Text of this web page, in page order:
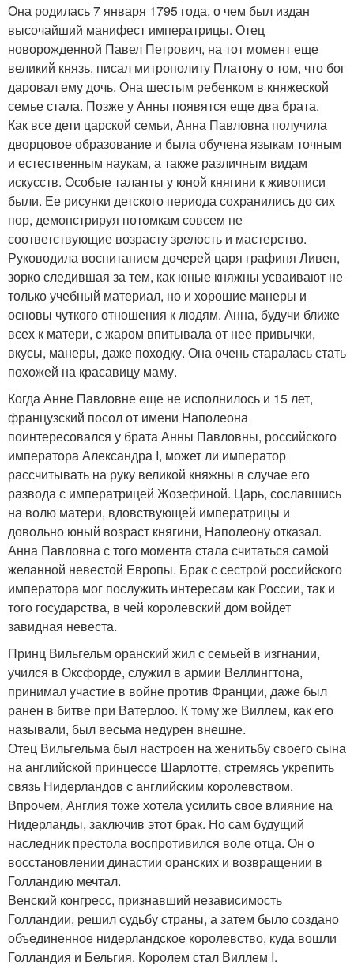
Она родилась 7 января 1795 года, о чем был издан
высочайший манифест императрицы. Отец
новорожденной Павел Петрович, на тот момент еще
великий князь, писал митрополиту Платону о том, что бог
даровал ему дочь. Она шестым ребенком в княжеской
семье стала. Позже у Анны появятся еще два брата.
Как все дети царской семьи, Анна Павловна получила
дворцовое образование и была обучена языкам точным
и естественным наукам, а также различным видам
искусств. Особые таланты у юной княгини к живописи
были. Ее рисунки детского периода сохранились до сих
пор, демонстрируя потомкам совсем не
соответствующие возрасту зрелость и мастерство.
Руководила воспитанием дочерей царя графиня Ливен,
зорко следившая за тем, как юные княжны усваивают не
только учебный материал, но и хорошие манеры и
основы чуткого отношения к людям. Анна, будучи ближе
всех к матери, с жаром впитывала от нее привычки,
вкусы, манеры, даже походку. Она очень старалась стать
похожей на красавицу маму.
Когда Анне Павловне еще не исполнилось и 15 лет,
французский посол от имени Наполеона
поинтересовался у брата Анны Павловны, российского
императора Александра I, может ли император
рассчитывать на руку великой княжны в случае его
развода с императрицей Жозефиной. Царь, сославшись
на волю матери, вдовствующей императрицы и
довольно юный возраст княгини, Наполеону отказал.
Анна Павловна с того момента стала считаться самой
желанной невестой Европы. Брак с сестрой российского
императора мог послужить интересам как России, так и
того государства, в чей королевский дом войдет
завидная невеста.
Принц Вильгельм оранский жил с семьей в изгнании,
учился в Оксфорде, служил в армии Веллингтона,
принимал участие в войне против Франции, даже был
ранен в битве при Ватерлоо. К тому же Виллем, как его
называли, был весьма недурен внешне.
Отец Вильгельма был настроен на женитьбу своего сына
на английской принцессе Шарлотте, стремясь укрепить
связь Нидерландов с английским королевством.
Впрочем, Англия тоже хотела усилить свое влияние на
Нидерланды, заключив этот брак. Но сам будущий
наследник престола воспротивился воле отца. Он о
восстановлении династии оранских и возвращении в
Голландию мечтал.
Венский конгресс, признавший независимость
Голландии, решил судьбу страны, а затем было создано
объединенное нидерландское королевство, куда вошли
Голландия и Бельгия. Королем стал Виллем I.